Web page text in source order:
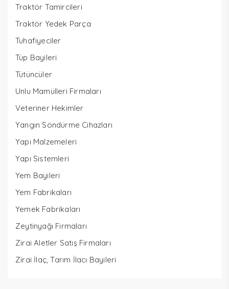
Traktör Tamircileri
Traktör Yedek Parça
Tuhafiyeciler
Tüp Bayileri
Tütüncüler
Unlu Mamülleri Firmaları
Veteriner Hekimler
Yangın Söndürme Cihazları
Yapı Malzemeleri
Yapı Sistemleri
Yem Bayileri
Yem Fabrikaları
Yemek Fabrikaları
Zeytinyağı Firmaları
Zirai Aletler Satış Firmaları
Zirai İlaç, Tarım İlacı Bayileri